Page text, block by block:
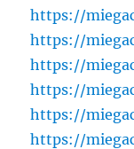
https://
https://
https://
https://
https://
https://